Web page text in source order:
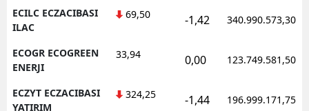
ECILC ECZACIBASI
ILAC
69,50 -1,42 340.990.573,30
ECOGR ECOGREEN
ENERJI
33,94 0,00 123.749.581,50
ECZYT ECZACIBASI
YATIRIM
324,25 -1,44 196.999.171,75